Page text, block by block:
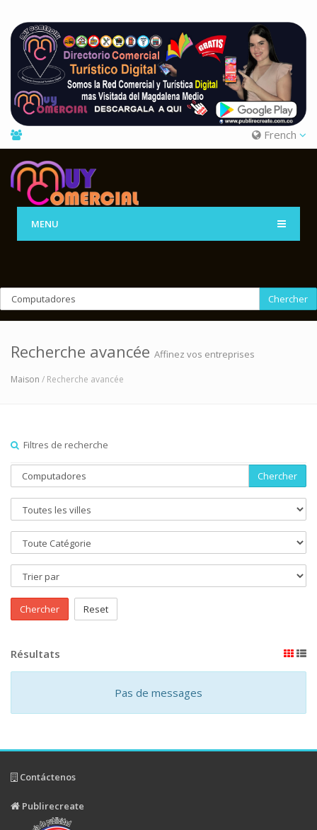
French
MENU
Chercher
Recherche avancée Affinez vos entreprises
Maison / Recherche avancée
Filtres de recherche
Chercher
Chercher Reset
Résultats
Pas de messages
Contáctenos
Publirecreate